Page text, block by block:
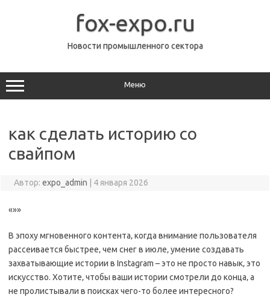
fox-expo.ru
Новости промышленного сектора
Меню
как сделать историю со
свайпом
Автор: expo_admin 4 января 2026
«»»
В эпоху мгновенного контента‚ когда внимание пользователя
рассеивается быстрее‚ чем снег в июле‚ умение создавать
захватывающие истории в Instagram – это не просто навык‚ это
искусство. Хотите‚ чтобы ваши истории смотрели до конца‚ а
не пролистывали в поисках чего-то более интересного?